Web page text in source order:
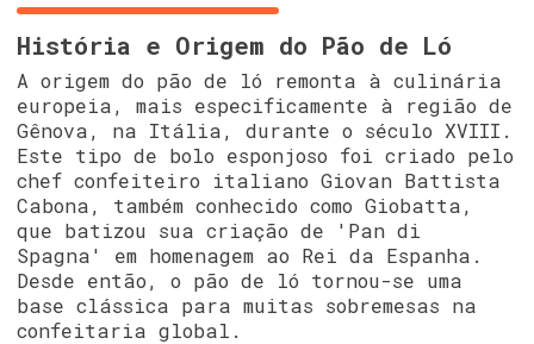
História e Origem do Pão de Ló
A origem do pão de ló remonta à culinária
europeia, mais especificamente à região de
Gênova, na Itália, durante o século XVIII.
Este tipo de bolo esponjoso foi criado pelo
chef confeiteiro italiano Giovan Battista
Cabona, também conhecido como Giobatta,
que batizou sua criação de 'Pan di
Spagna' em homenagem ao Rei da Espanha.
Desde então, o pão de ló tornou-se uma
base clássica para muitas sobremesas na
confeitaria global.